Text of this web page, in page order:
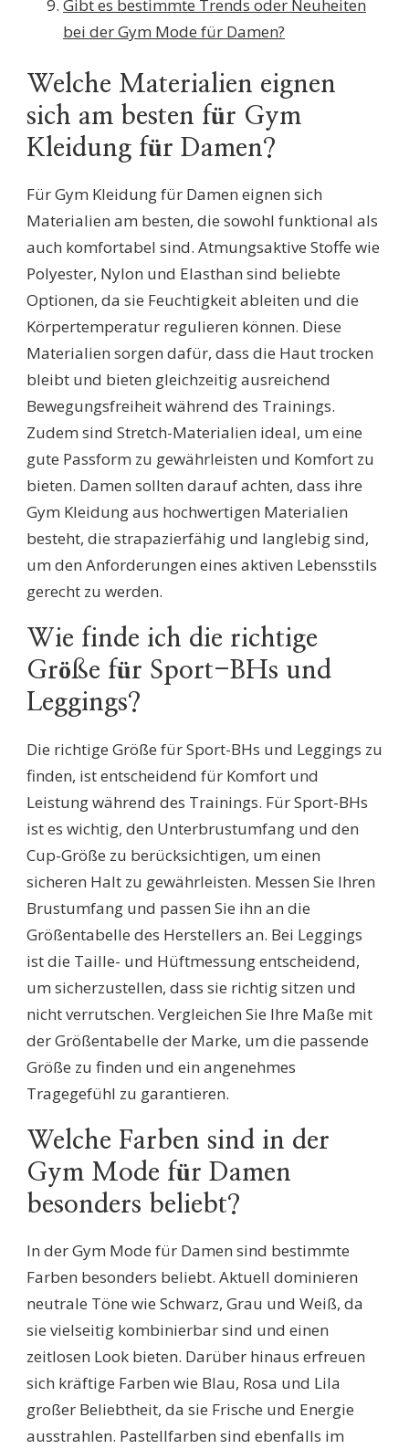
Gibt es bestimmte Trends oder Neuheiten
bei der Gym Mode für Damen?
Welche Materialien eignen
sich am besten für Gym
Kleidung für Damen?
Für Gym Kleidung für Damen eignen sich
Materialien am besten, die sowohl funktional als
auch komfortabel sind. Atmungsaktive Stoffe wie
Polyester, Nylon und Elasthan sind beliebte
Optionen, da sie Feuchtigkeit ableiten und die
Körpertemperatur regulieren können. Diese
Materialien sorgen dafür, dass die Haut trocken
bleibt und bieten gleichzeitig ausreichend
Bewegungsfreiheit während des Trainings.
Zudem sind Stretch-Materialien ideal, um eine
gute Passform zu gewährleisten und Komfort zu
bieten. Damen sollten darauf achten, dass ihre
Gym Kleidung aus hochwertigen Materialien
besteht, die strapazierfähig und langlebig sind,
um den Anforderungen eines aktiven Lebensstils
gerecht zu werden.
Wie finde ich die richtige
Größe für Sport-BHs und
Leggings?
Die richtige Größe für Sport-BHs und Leggings zu
finden, ist entscheidend für Komfort und
Leistung während des Trainings. Für Sport-BHs
ist es wichtig, den Unterbrustumfang und den
Cup-Größe zu berücksichtigen, um einen
sicheren Halt zu gewährleisten. Messen Sie Ihren
Brustumfang und passen Sie ihn an die
Größentabelle des Herstellers an. Bei Leggings
ist die Taille- und Hüftmessung entscheidend,
um sicherzustellen, dass sie richtig sitzen und
nicht verrutschen. Vergleichen Sie Ihre Maße mit
der Größentabelle der Marke, um die passende
Größe zu finden und ein angenehmes
Tragegefühl zu garantieren.
Welche Farben sind in der
Gym Mode für Damen
besonders beliebt?
In der Gym Mode für Damen sind bestimmte
Farben besonders beliebt. Aktuell dominieren
neutrale Töne wie Schwarz, Grau und Weiß, da
sie vielseitig kombinierbar sind und einen
zeitlosen Look bieten. Darüber hinaus erfreuen
sich kräftige Farben wie Blau, Rosa und Lila
großer Beliebtheit, da sie Frische und Energie
ausstrahlen. Pastellfarben sind ebenfalls im